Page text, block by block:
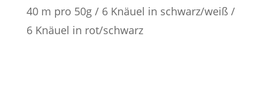
40 m pro 50g / 6 Knäuel in schwarz/weiß /
6 Knäuel in rot/schwarz